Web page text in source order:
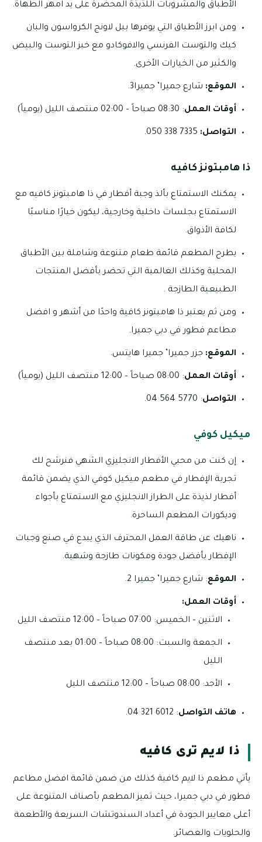
الأطباق والمشروبات اللذيذة المحضرة على يد امهر الطهاة.
ومن ابرز الأطباق التي يوفرها ببل لاونج الكرواسون والبان
كيك والتوست الفرنسي والافوكادو مع خبز التوست والبيض
والكثير من الخيارات الأخرى.
الموقع: شارع جميرا’ جميرا3.
أوقات العمل: 08:30 صباحاً – 02:00 منتصف الليل (يومياً)
التواصل: 7335 338 050.
ذا هامبتونز كافيه
يمكنك الاستمتاع بألذ وجبة أفطار في ذا هامبتونز كافيه مع
الاستمتاع بجلسات داخلية وخارجية، ليكون خيارًا مناسبًا
لكافة الأذواق.
يطرح المطعم قائمة طعام متنوعة وشاملة بين الأطباق
المحلية وكذلك العالمية التي تحضر بأفضل المنتجات
الطبيعية الطازجة .
ومن ثم يعتبر ذا هامبتونز كافية واحدًا من أشهر و افضل
مطاعم فطور في دبي جميرا.
الموقع: جزر جميرا’ جميرا هايتس.
أوقات العمل: 08:00 صباحاً – 12:00 منتصف الليل (يومياً)
التواصل: 5770 564 04.
ميكيل كوفي
إن كنت من محبي الأفطار الانجليزي الشهي فنرشح لك
تجربة الإفطار في مطعم ميكيل كوفي الذي يضمن قائمة
أفطار لذيذة على الطراز الانجليزي مع الاستمتاع بأجواء
وديكورات المطعم الساحرة.
ناهيك عن طاقة العمل المحترف الذي يبدع في صنع وجبات
الإفطار بأفضل جودة ومكونات طازجة وشهية.
الموقع: شارع جميرا’ جميرا 2.
أوقات العمل:
الاثنين – الخميس: 07:00 صباحاً – 12:00 منتصف الليل
الجمعة والسبت: 08:00 صباحاً – 01:00 بعد منتصف
الليل
الأحد: 08:00 صباحاً – 12:00 منتصف الليل
هاتف التواصل: 6012 321 04.
ذا لايم ترى كافيه
يأتي مطعم ذا لايم كافية كذلك من ضمن قائمة افضل مطاعم
فطور في دبي جميرا، حيث تميز المطعم بأصناف المتنوعة على
أعلى معايير الجودة في أعداد السندوتشات السريعة والأطعمة
والحلويات والعصائر.